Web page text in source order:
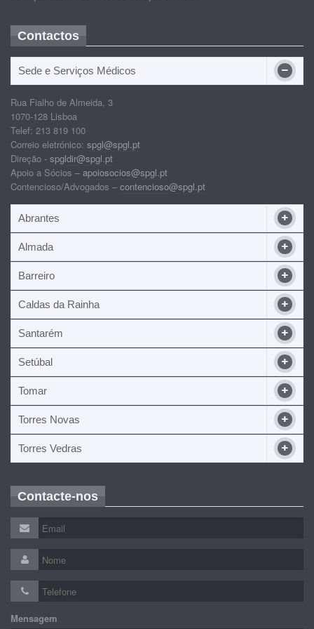
Contactos
Sede e Serviços Médicos
Rua Fialho de Almeida, 3
1070-128 Lisboa
Telef: 213 819 100
Correio eletrónico: spgl@spgl.pt
Direção - spgldir@spgl.pt
Apoio a Sócios – apoiosocios@spgl.pt
Contencioso/Advogados – contencioso@spgl.pt
Abrantes
Almada
Barreiro
Caldas da Rainha
Santarém
Setúbal
Tomar
Torres Novas
Torres Vedras
Contacte-nos
Mensagem